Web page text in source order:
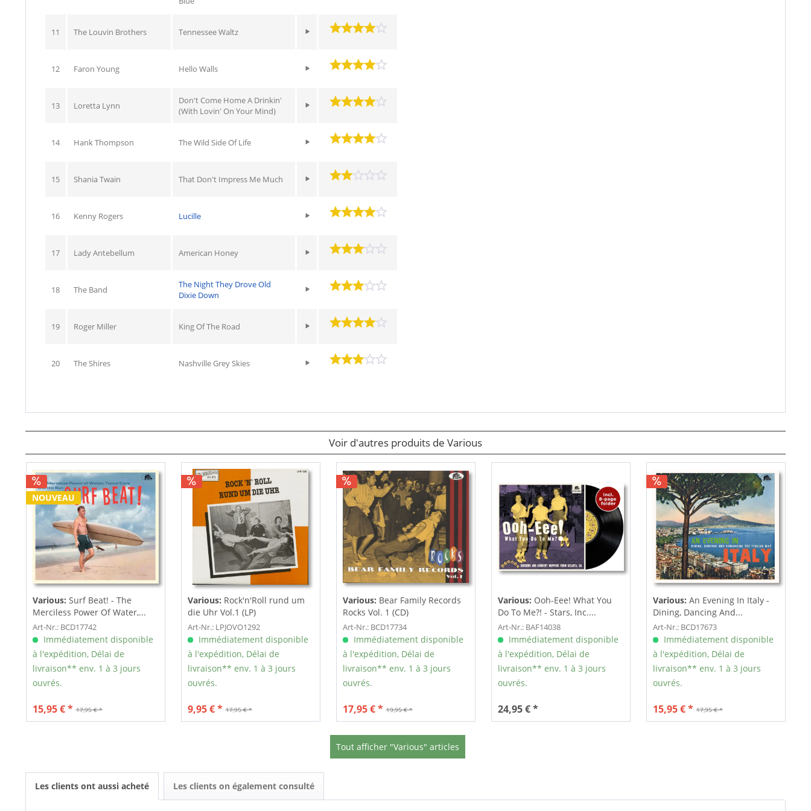
11 The Louvin Brothers Tennessee Waltz
12 Faron Young Hello Walls
13 Loretta Lynn
Don't Come Home A Drinkin'
(With Lovin' On Your Mind)
14 Hank Thompson The Wild Side Of Life
15 Shania Twain That Don't Impress Me Much
16 Kenny Rogers Lucille
17 Lady Antebellum American Honey
18 The Band
The Night They Drove Old
Dixie Down
19 Roger Miller King Of The Road
20 The Shires Nashville Grey Skies
Voir d'autres produits de Various
NOUVEAU
Various: Surf Beat! - The
Merciless Power Of Water,...
Art-Nr.: BCD17742
Immédiatement disponible
à l'expédition, Délai de
livraison** env. 1 à 3 jours
ouvrés.
17,95 € *
15,95 € *
Various: Rock'n'Roll rund um
die Uhr Vol.1 (LP)
Art-Nr.: LPJOVO1292
Immédiatement disponible
à l'expédition, Délai de
livraison** env. 1 à 3 jours
ouvrés.
17,95 € *
9,95 € *
Various: Bear Family Records
Rocks Vol. 1 (CD)
Art-Nr.: BCD17734
Immédiatement disponible
à l'expédition, Délai de
livraison** env. 1 à 3 jours
ouvrés.
19,95 € *
17,95 € *
Various: Ooh-Eee! What You
Do To Me?! - Stars, Inc....
Art-Nr.: BAF14038
Immédiatement disponible
à l'expédition, Délai de
livraison** env. 1 à 3 jours
ouvrés.
24,95 € *
Various: An Evening In Italy -
Dining, Dancing And...
Art-Nr.: BCD17673
Immédiatement disponible
à l'expédition, Délai de
livraison** env. 1 à 3 jours
ouvrés.
17,95 € *
15,95 € *
Tout afficher "Various" articles
Les clients ont aussi acheté Les clients on également consulté